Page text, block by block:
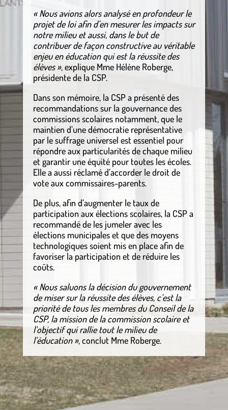
« Nous avions alors analysé en profondeur le
projet de loi afin d’en mesurer les impacts sur
notre milieu et aussi, dans le but de
contribuer de façon constructive au véritable
enjeu en éducation qui est la réussite des
élèves », explique Mme Hélène Roberge,
présidente de la CSP.
Dans son mémoire, la CSP a présenté des
recommandations sur la gouvernance des
commissions scolaires notamment, que le
maintien d’une démocratie représentative
par le suffrage universel est essentiel pour
répondre aux particularités de chaque milieu
et garantir une équité pour toutes les écoles.
Elle a aussi réclamé d’accorder le droit de
vote aux commissaires-parents.
De plus, afin d’augmenter le taux de
participation aux élections scolaires, la CSP a
recommandé de les jumeler avec les
élections municipales et que des moyens
technologiques soient mis en place afin de
favoriser la participation et de réduire les
coûts.
« Nous saluons la décision du gouvernement
de miser sur la réussite des élèves, c’est la
priorité de tous les membres du Conseil de la
CSP, la mission de la commission scolaire et
l’objectif qui rallie tout le milieu de
l’éducation », conclut Mme Roberge.